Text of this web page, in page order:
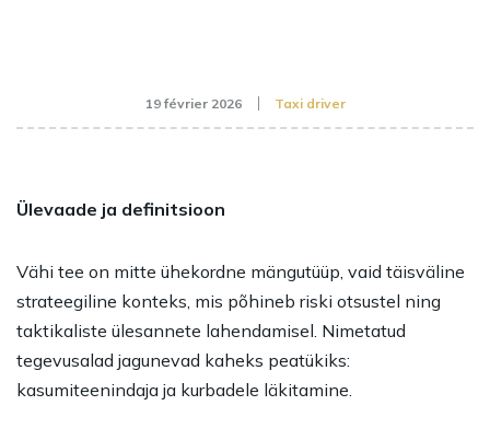
19 février 2026 Taxi driver
Ülevaade ja definitsioon
Vähi tee on mitte ühekordne mängutüüp, vaid täisväline
strateegiline konteks, mis põhineb riski otsustel ning
taktikaliste ülesannete lahendamisel. Nimetatud
tegevusalad jagunevad kaheks peatükiks:
kasumiteenindaja ja kurbadele läkitamine.